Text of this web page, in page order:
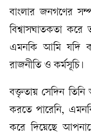
বাংলার জনগণের
বিশ্বাসঘাতকতা করে
এমনকি আমি যদি
রাজনীতি ও কর্মসূচি।
বক্তৃতায় সেদিন
করতে পারেনি,
করে দিয়েছে